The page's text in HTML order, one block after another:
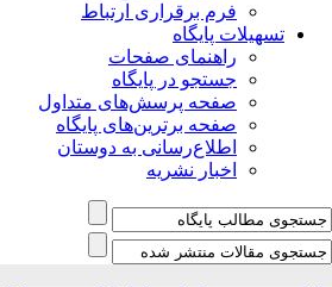
فرم برقراری ارتباط
تسهیلات پایگاه
راهنمای صفحات
جستجو در پایگاه
صفحه پرسش‌های متداول
صفحه برترین‌های پایگاه
اطلاع‌رسانی به دوستان
اخبار نشریه